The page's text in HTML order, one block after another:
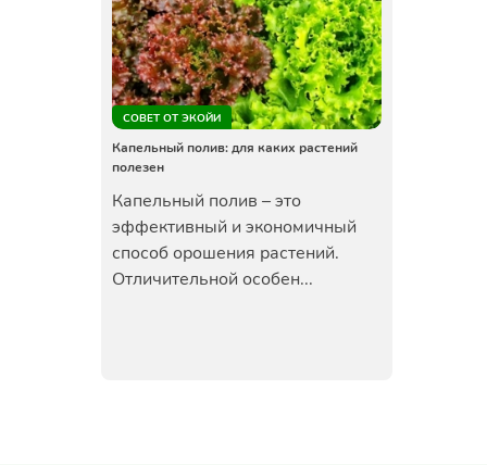
СОВЕТ ОТ ЭКОЙИ
Капельный полив: для каких растений
полезен
Капельный полив – это
эффективный и экономичный
способ орошения растений.
Отличительной особен...